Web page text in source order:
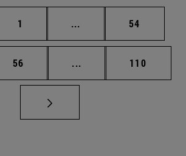
Página
1 ... Páginas intermedias
Página
54
Página
56 ... Páginas intermedias
Página
110